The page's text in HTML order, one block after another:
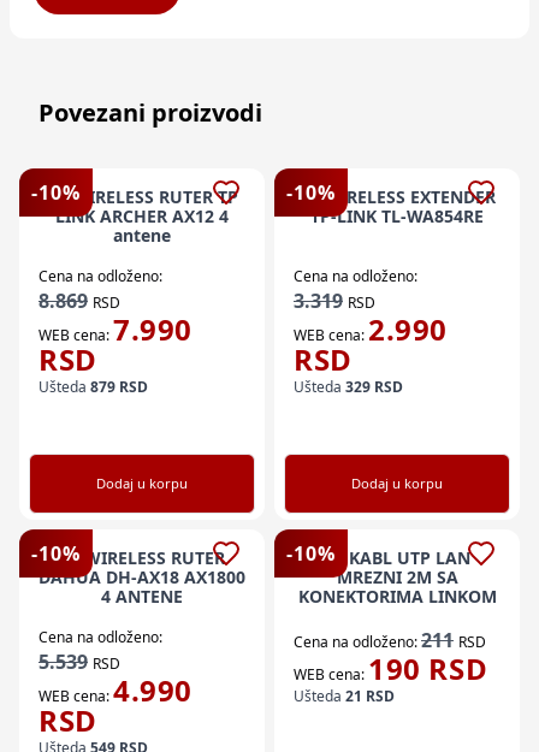
Povezani proizvodi
-10%
M. WIRELESS RUTER TP
LINK ARCHER AX12 4
antene
Cena na odloženo:
8.869 RSD
WEB cena:7.990
RSD
Ušteda 879 RSD
Dodaj u korpu
-10%
M. WIRELESS EXTENDER
TP-LINK TL-WA854RE
Cena na odloženo:
3.319 RSD
WEB cena: 2.990
RSD
Ušteda 329 RSD
Dodaj u korpu
-10%
M. WIRELESS RUTER
DAHUA DH-AX18 AX1800
4 ANTENE
Cena na odloženo:
5.539 RSD
WEB cena:4.990
RSD
Ušteda 549 RSD
-10%M. KABL UTP LAN
MREZNI 2M SA
KONEKTORIMA LINKOM
Cena na odloženo:211 RSD
WEB cena: 190 RSD
Ušteda 21 RSD